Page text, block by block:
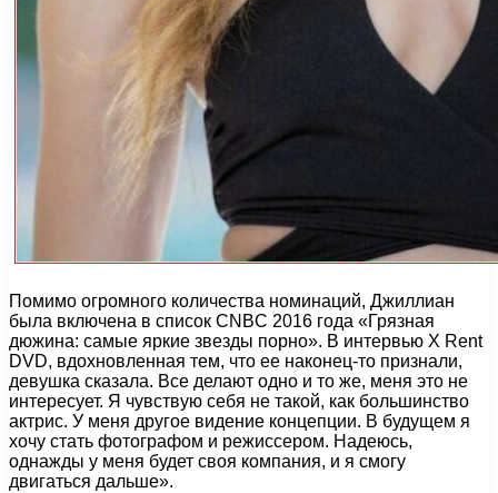
Помимо огромного количества номинаций, Джиллиан
была включена в список CNBC 2016 года «Грязная
дюжина: самые яркие звезды порно». В интервью X Rent
DVD, вдохновленная тем, что ее наконец-то признали,
девушка сказала. Все делают одно и то же, меня это не
интересует. Я чувствую себя не такой, как большинство
актрис. У меня другое видение концепции. В будущем я
хочу стать фотографом и режиссером. Надеюсь,
однажды у меня будет своя компания, и я смогу
двигаться дальше».